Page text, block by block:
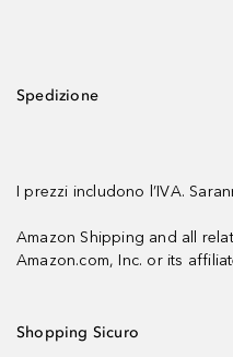
Spedizione
I prezzi includono l’IVA.
Amazon Shipping and all
Amazon.com, Inc. or its
Shopping Sicuro